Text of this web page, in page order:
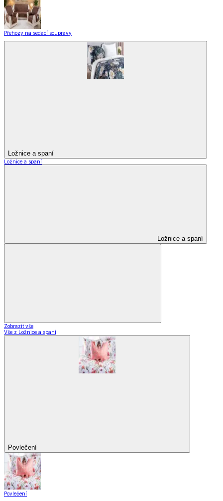
Přehozy na sedací soupravy
Ložnice a spaní
Ložnice a spaní
Ložnice a spaní
Zobrazit vše
Vše z Ložnice a spaní
Povlečení
Povlečení